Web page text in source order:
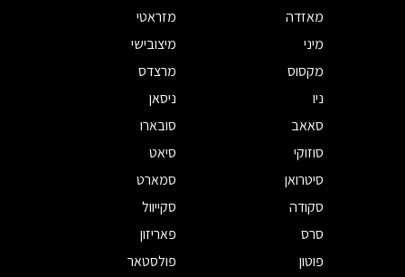
מאזדה
מזראטי
מיני
מיצובישי
מקסוס
מרצדס
ניו
ניסאן
סאאב
סובארו
סוזוקי
סיאט
סיטרואן
סמארט
סקודה
סקייוול
סרס
פאריזון
פוטון
פולסטאר